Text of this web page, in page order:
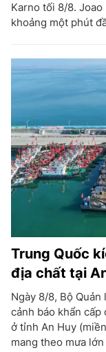
Karno tối 8/8.
khoảng một phút
Trung Quốc
địa chất tại
Ngày 8/8, Bộ
cảnh báo khẩn cấp
ở tỉnh An Huy
mang theo mưa